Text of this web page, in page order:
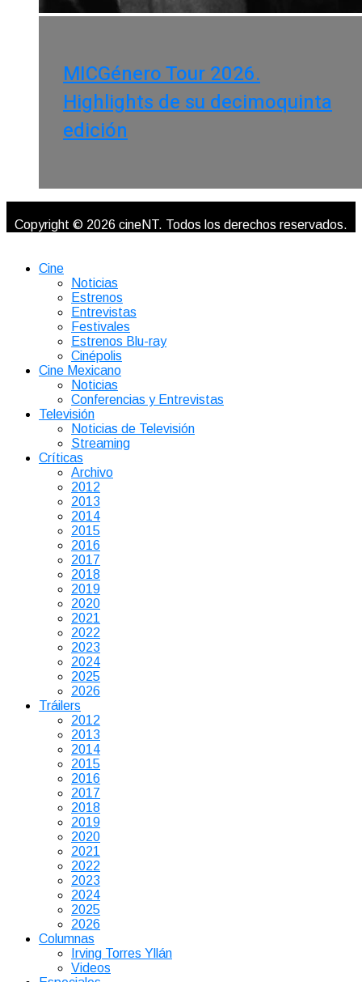
MICGénero Tour 2026.
Highlights de su decimoquinta
edición
Copyright © 2026 cineNT. Todos los derechos reservados.
Cine
Noticias
Estrenos
Entrevistas
Festivales
Estrenos Blu-ray
Cinépolis
Cine Mexicano
Noticias
Conferencias y Entrevistas
Televisión
Noticias de Televisión
Streaming
Críticas
Archivo
2012
2013
2014
2015
2016
2017
2018
2019
2020
2021
2022
2023
2024
2025
2026
Tráilers
2012
2013
2014
2015
2016
2017
2018
2019
2020
2021
2022
2023
2024
2025
2026
Columnas
Irving Torres Yllán
Videos